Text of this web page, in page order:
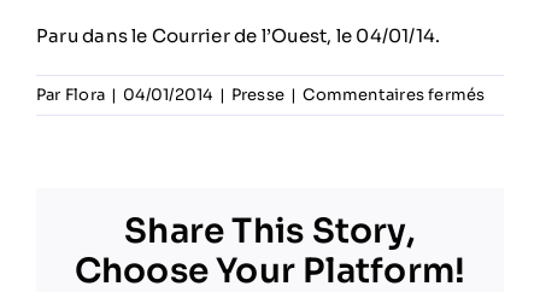
Paru dans le Courrier de l’Ouest, le 04/01/14.
Par Flora | 04/01/2014 | Presse | Commentaires ferméssur
Share This Story,
Choose Your Platform!